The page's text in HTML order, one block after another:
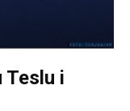
Teslu i